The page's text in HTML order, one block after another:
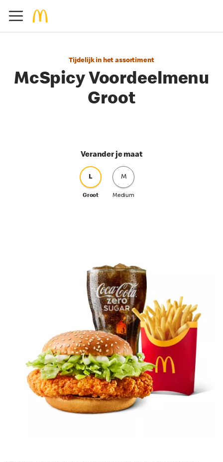
Tijdelijk in het assortiment
McSpicy Voordeelmenu
Groot
Verander je maat
L
Groot
M
Medium